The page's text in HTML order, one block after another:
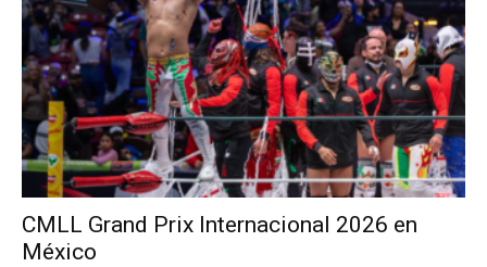
CMLL Grand Prix Internacional 2026 en
México